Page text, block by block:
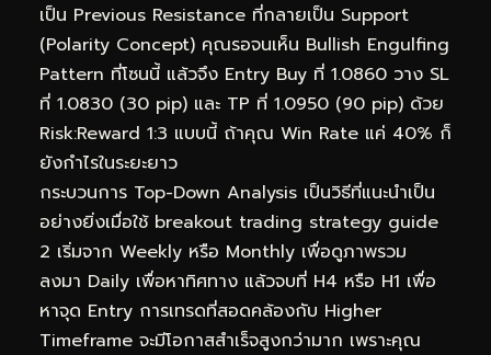
เป็น Previous Resistance ที่กลายเป็น Support
(Polarity Concept) คุณรอจนเห็น Bullish Engulfing
Pattern ที่โซนนี้ แล้วจึง Entry Buy ที่ 1.0860 วาง SL
ที่ 1.0830 (30 pip) และ TP ที่ 1.0950 (90 pip) ด้วย
Risk:Reward 1:3 แบบนี้ ถ้าคุณ Win Rate แค่ 40% ก็
ยังกำไรในระยะยาว
กระบวนการ Top-Down Analysis เป็นวิธีที่แนะนำเป็น
อย่างยิ่งเมื่อใช้ breakout trading strategy guide
2 เริ่มจาก Weekly หรือ Monthly เพื่อดูภาพรวม
ลงมา Daily เพื่อหาทิศทาง แล้วจบที่ H4 หรือ H1 เพื่อ
หาจุด Entry การเทรดที่สอดคล้องกับ Higher
Timeframe จะมีโอกาสสำเร็จสูงกว่ามาก เพราะคุณ